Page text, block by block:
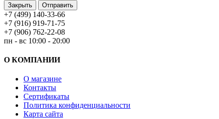
Закрыть Отправить
+7 (499) 140-33-66
+7 (916) 919-71-75
+7 (906) 762-22-08
пн - вс 10:00 - 20:00
О КОМПАНИИ
О магазине
Контакты
Сертификаты
Политика конфиденциальности
Карта сайта